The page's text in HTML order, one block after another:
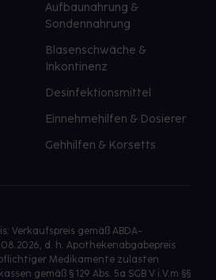
Aufbaunahrung &
Sondennahrung
Blasenschwäche &
Inkontinenz
Desinfektionsmittel
Einnehmehilfen & Dosierer
Gehhilfen & Korsetts
Verkaufspreis gemäß ABDA-
d. h. Apothekenabgabepreis
Medikamente zulasten
gemäß § 129 Abs. 5a SGB V i.V.m §§